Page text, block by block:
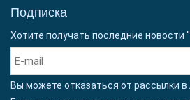
Подписка
Хотите получать последние новости
Вы можете отказаться от рассылки в